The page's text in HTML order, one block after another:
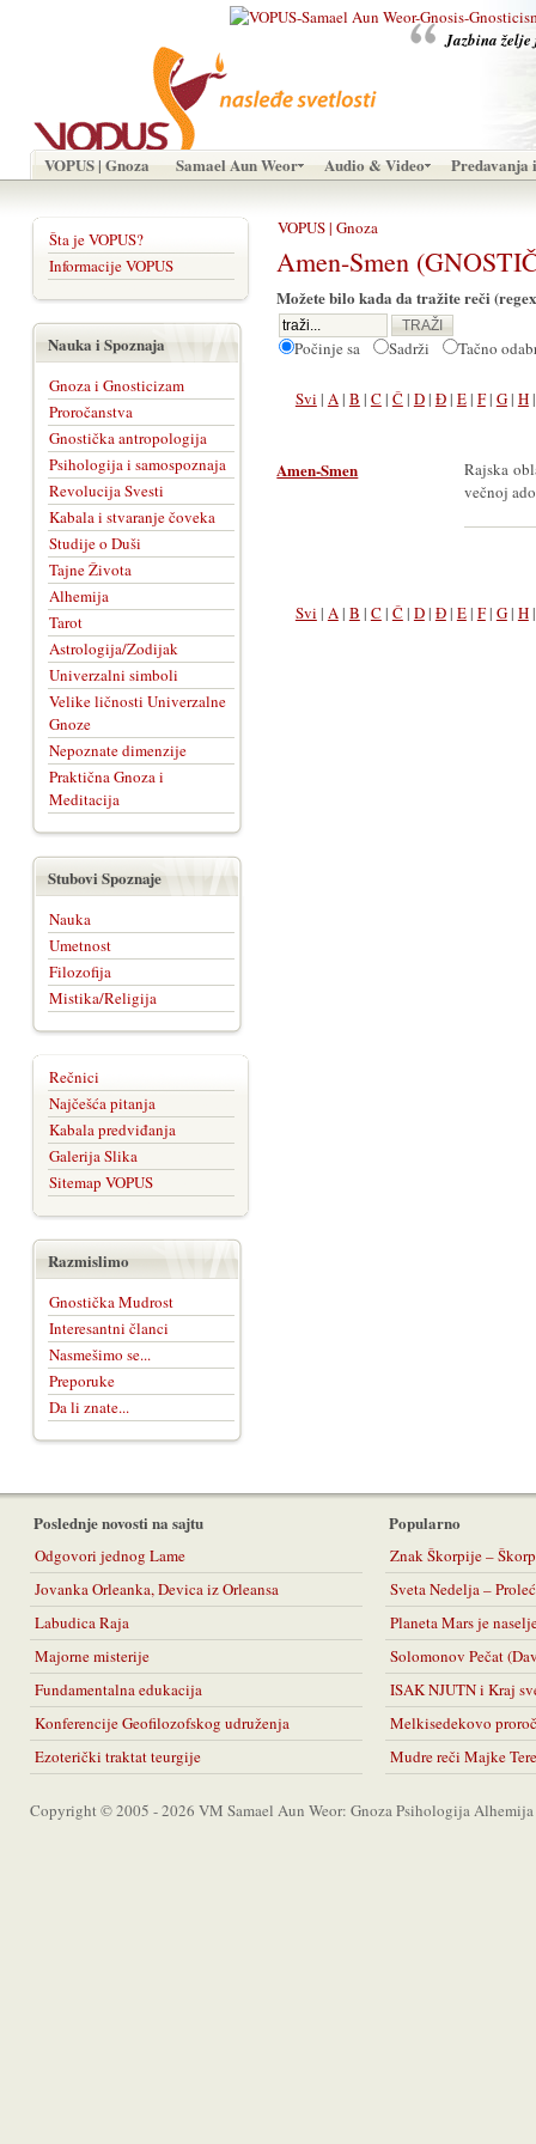
Jazbina želje
VOPUS | Gnoza Samael Aun Weor Audio & Video Predavanja
VOPUS | Gnoza
Amen-Smen
Možete bilo kada da tražite reči
Počinje sa Sadrži Tačno
Svi | A| B | C | Č | D| Đ| E| F| G| H
Amen-Smen
Rajska
večnoj
Svi | A| B | C | Č | D| Đ| E| F| G| H
Šta je VOPUS?
Informacije VOPUS
Nauka i Spoznaja
Gnoza i Gnosticizam
Proročanstva
Gnostička antropologija
Psihologija i samospoznaja
Revolucija Svesti
Kabala i stvaranje čoveka
Studije o Duši
Tajne Života
Alhemija
Tarot
Astrologija/Zodijak
Univerzalni simboli
Velike ličnosti Univerzalne
Gnoze
Nepoznate dimenzije
Praktična Gnoza i
Meditacija
Stubovi Spoznaje
Nauka
Umetnost
Filozofija
Mistika/Religija
Rečnici
Najčešća pitanja
Kabala predviđanja
Galerija Slika
Sitemap VOPUS
Razmislimo
Gnostička Mudrost
Interesantni članci
Nasmešimo se...
Preporuke
Da li znate...
Poslednje novosti na sajtu
Odgovori jednog Lame
Jovanka Orleanka, Devica iz Orleansa
Labudica Raja
Majorne misterije
Fundamentalna edukacija
Konferencije Geofilozofskog udruženja
Ezoterički traktat teurgije
Popularno
Znak Škorpije –
Sveta Nedelja –
Planeta Mars je
Solomonov Pečat
ISAK NJUTN i Kraj
Melkisedekovo
Mudre reči Majke
Copyright © 2005 - 2026 VM Samael Aun Weor: Gnoza Psihologija